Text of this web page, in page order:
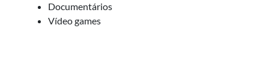
Documentários
Vídeo games